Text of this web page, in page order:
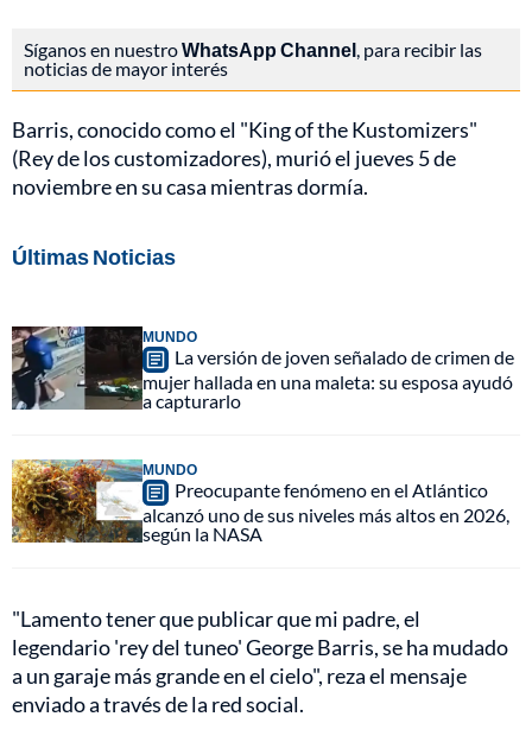
Síganos en nuestroWhatsApp Channel, para recibir las
noticias de mayor interés
Barris, conocido como el "King of the Kustomizers"
(Rey de los customizadores), murió el jueves 5 de
noviembre en su casa mientras dormía.
Últimas Noticias
MUNDO
La versión de joven señalado de crimen de
mujer hallada en una maleta: su esposa ayudó
a capturarlo
MUNDO
Preocupante fenómeno en el Atlántico
alcanzó uno de sus niveles más altos en 2026,
según la NASA
"Lamento tener que publicar que mi padre, el
legendario 'rey del tuneo' George Barris, se ha mudado
a un garaje más grande en el cielo", reza el mensaje
enviado a través de la red social.